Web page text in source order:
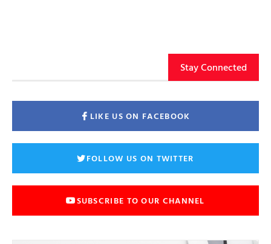
Stay Connected
LIKE US ON FACEBOOK
FOLLOW US ON TWITTER
SUBSCRIBE TO OUR CHANNEL